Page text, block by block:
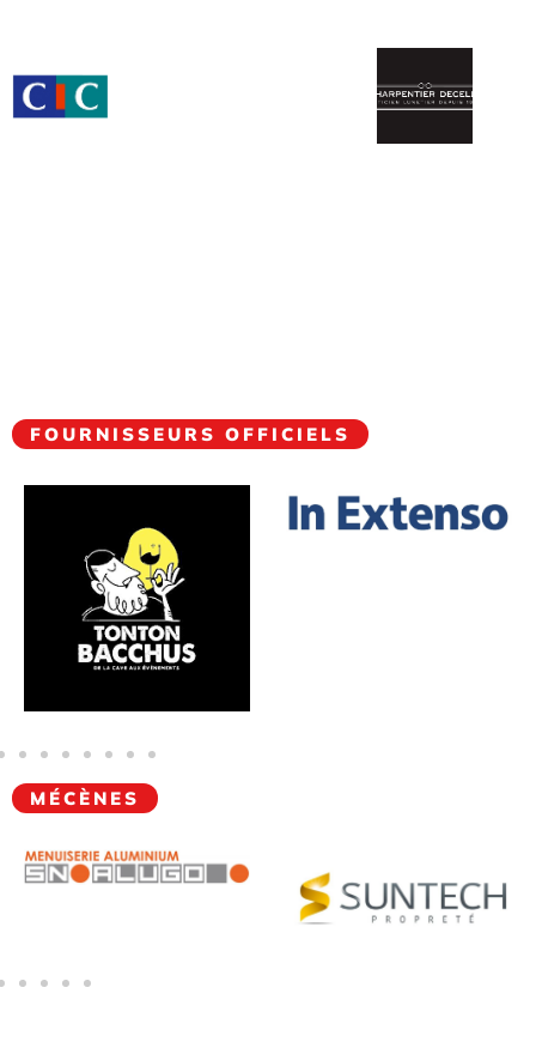
FOURNISSEURS OFFICIELS
MÉCÈNES